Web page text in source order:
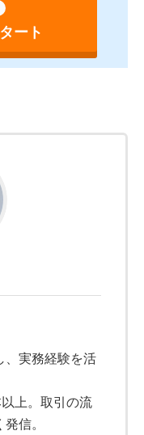
ート
、実務経験を活
上。取引の流
信。